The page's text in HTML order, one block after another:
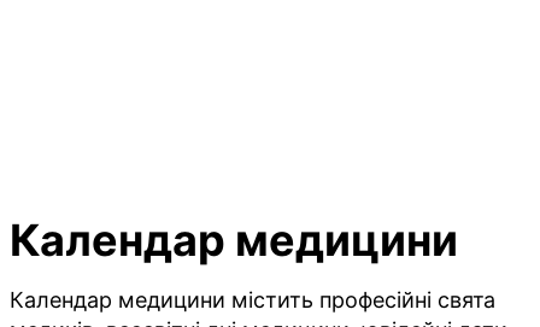
Календар медицини
Календар медицини містить професійні свята